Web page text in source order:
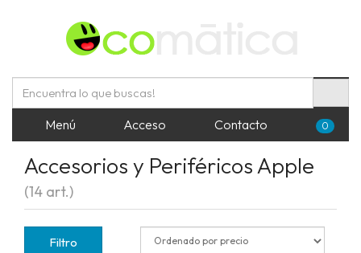
Menú Acceso Contacto 0
Accesorios y Periféricos Apple
(14 art.)
Filtro